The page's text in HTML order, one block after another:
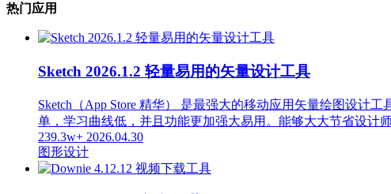
热门应用
Sketch 2026.1.2 轻量易用的矢量设计工具
Sketch（App Store 精华） 是最强大的移动应用矢量绘图设计
单，学习曲线低，并且功能更加强大易用。能够大大节省设计
239.3w+ 2026.04.30
图形设计